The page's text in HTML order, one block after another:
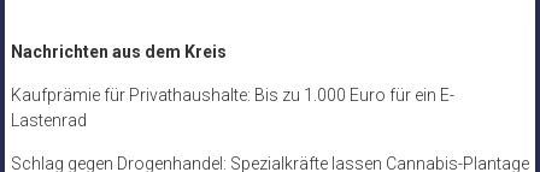
Nachrichten aus dem Kreis
Kaufprämie für Privathaushalte: Bis zu 1.000 Euro für ein E-
Lastenrad
Schlag gegen Drogenhandel: Spezialkräfte lassen Cannabis-Plantage